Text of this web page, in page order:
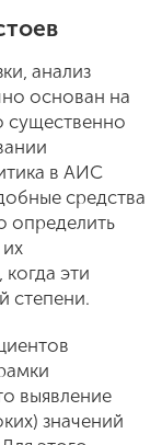
анализ
основан на
существенно
в АИС
средства
определить
эти
степени.
выявление
значений